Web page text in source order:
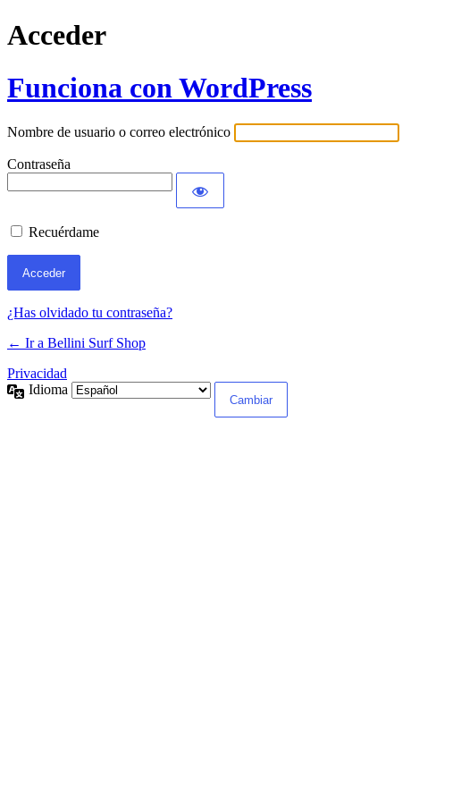
Acceder
Funciona con WordPress
Nombre de usuario o correo electrónico
Contraseña
Recuérdame
¿Has olvidado tu contraseña?
← Ir a Bellini Surf Shop
Privacidad
Idioma